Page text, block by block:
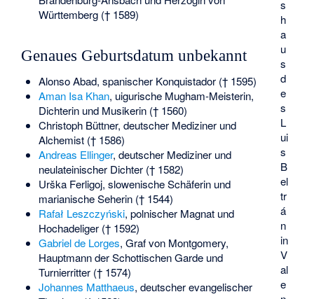
s
h
a
u
s
d
e
s
L
ui
s
B
el
tr
á
n
in
V
al
e
Württemberg († 1589)
Genaues Geburtsdatum unbekannt
Alonso Abad, spanischer Konquistador († 1595)
Aman Isa Khan, uigurische Mugham-Meisterin,
Dichterin und Musikerin († 1560)
Christoph Büttner, deutscher Mediziner und
Alchemist († 1586)
Andreas Ellinger, deutscher Mediziner und
neulateinischer Dichter († 1582)
Urška Ferligoj, slowenische Schäferin und
marianische Seherin († 1544)
Rafał Leszczyński, polnischer Magnat und
Hochadeliger († 1592)
Gabriel de Lorges, Graf von Montgomery,
Hauptmann der Schottischen Garde und
Turnierritter († 1574)
Johannes Matthaeus, deutscher evangelischer